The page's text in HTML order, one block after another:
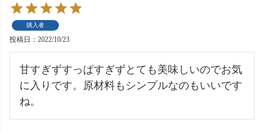
購入者
投稿日 2022/10/23
甘すぎずすっぱすぎずとても美味しいのでお気
に入りです。原材料もシンプルなのもいいです
ね。